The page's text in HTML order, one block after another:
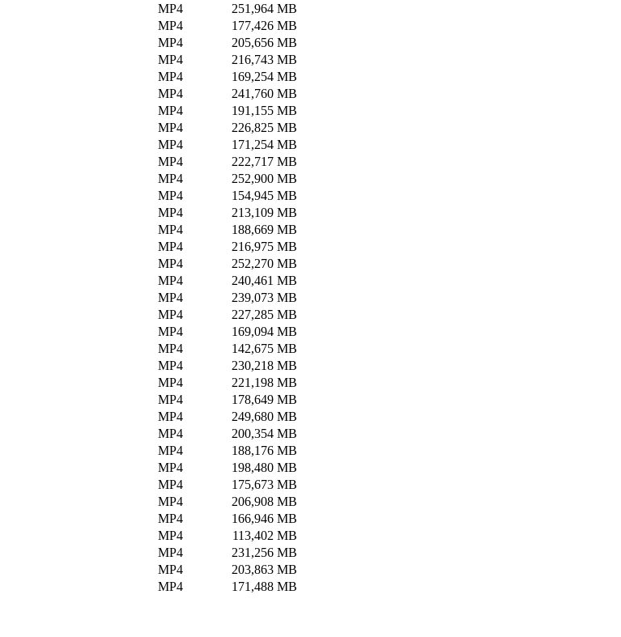
MP4
251,964 MB
MP4
177,426 MB
MP4
205,656 MB
MP4
216,743 MB
MP4
169,254 MB
MP4
241,760 MB
MP4
191,155 MB
MP4
226,825 MB
MP4
171,254 MB
MP4
222,717 MB
MP4
252,900 MB
MP4
154,945 MB
MP4
213,109 MB
MP4
188,669 MB
MP4
216,975 MB
MP4
252,270 MB
MP4
240,461 MB
MP4
239,073 MB
MP4
227,285 MB
MP4
169,094 MB
MP4
142,675 MB
MP4
230,218 MB
MP4
221,198 MB
MP4
178,649 MB
MP4
249,680 MB
MP4
200,354 MB
MP4
188,176 MB
MP4
198,480 MB
MP4
175,673 MB
MP4
206,908 MB
MP4
166,946 MB
MP4
113,402 MB
MP4
231,256 MB
MP4
203,863 MB
MP4 171,488 MB